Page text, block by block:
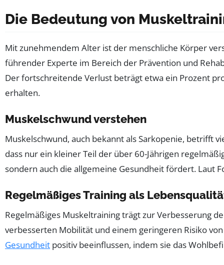
Die Bedeutung von
Mit zunehmendem Alter ist der menschliche Körper
führender Experte im Bereich der Prävention und
Der fortschreitende Verlust beträgt etwa ein Prozent
erhalten.
Muskelschwund verstehen
Muskelschwund, auch bekannt als Sarkopenie, betrifft
dass nur ein kleiner Teil der über 60-Jährigen
sondern auch die allgemeine Gesundheit fördert. Laut
Regelmäßiges Training als
Regelmäßiges Muskeltraining trägt zur Verbesserung
verbesserten Mobilität und einem geringeren Risiko
Gesundheit positiv beeinflussen, indem sie das